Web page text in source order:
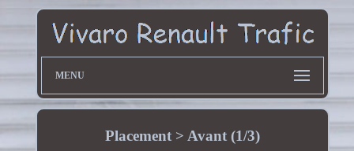
MENU
Placement > Avant (1/3)